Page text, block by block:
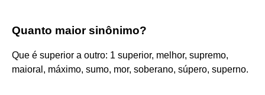
Quanto maior sinônimo?
Que é superior a outro: 1 superior, melhor, supremo,
maioral, máximo, sumo, mor, soberano, súpero, superno.